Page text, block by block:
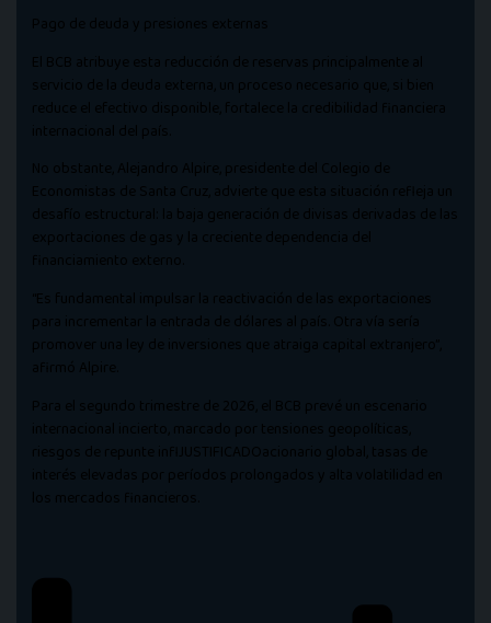
Pago de deuda y presiones externas
El BCB atribuye esta reducción de reservas principalmente al
servicio de la deuda externa, un proceso necesario que, si bien
reduce el efectivo disponible, fortalece la credibilidad financiera
internacional del país.
No obstante, Alejandro Alpire, presidente del Colegio de
Economistas de Santa Cruz, advierte que esta situación refleja un
desafío estructural: la baja generación de divisas derivadas de las
exportaciones de gas y la creciente dependencia del
financiamiento externo.
“Es fundamental impulsar la reactivación de las exportaciones
para incrementar la entrada de dólares al país. Otra vía sería
promover una ley de inversiones que atraiga capital extranjero”,
afirmó Alpire.
Para el segundo trimestre de 2026, el BCB prevé un escenario
internacional incierto, marcado por tensiones geopolíticas,
riesgos de repunte inflJUSTIFICADOacionario global, tasas de
interés elevadas por períodos prolongados y alta volatilidad en
los mercados financieros.